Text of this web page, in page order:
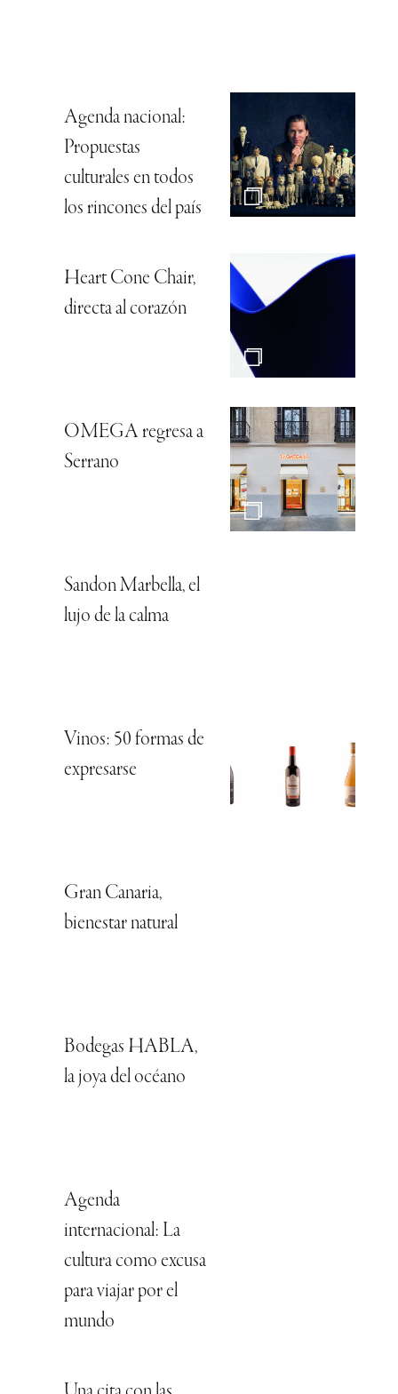
Agenda nacional:
Propuestas
culturales en todos
los rincones del país
Heart Cone Chair,
directa al corazón
OMEGA regresa a
Serrano
Sandon Marbella, el
lujo de la calma
Vinos: 50 formas de
expresarse
Gran Canaria,
bienestar natural
Bodegas HABLA,
la joya del océano
Agenda
internacional: La
cultura como excusa
para viajar por el
mundo